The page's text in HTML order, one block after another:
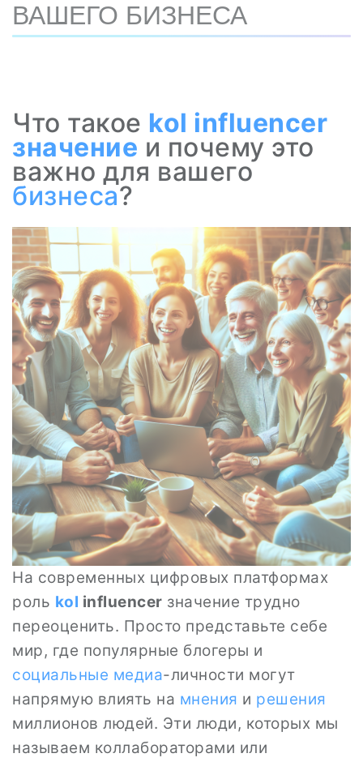
ВАШЕГО БИЗНЕСА
Что такое kol influencer
значение и почему это
важно для вашего
бизнеса?
На современных цифровых платформах
роль kol influencer значение трудно
переоценить. Просто представьте себе
мир, где популярные блогеры и
социальные медиа-личности могут
напрямую влиять на мнения и решения
миллионов людей. Эти люди, которых мы
называем коллабораторами или